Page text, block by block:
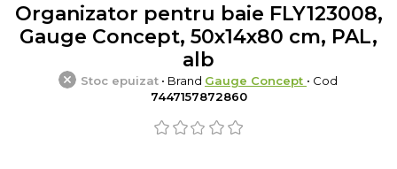
Organizator pentru baie FLY123008,
Gauge Concept, 50x14x80 cm, PAL,
alb
Stoc epuizat • Brand Gauge Concept • Cod
7447157872860